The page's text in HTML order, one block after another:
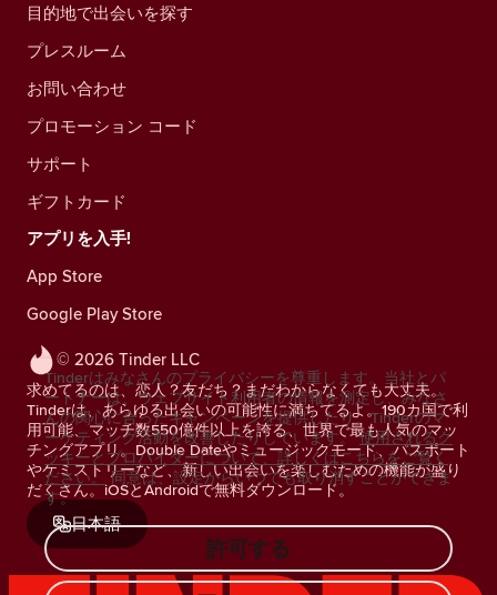
© 2026 Tinder LLC
求めてるのは、恋人？友だち？まだわからなくても大丈夫。
Tinderは、あらゆる出会いの可能性に満ちてるよ。190カ国で利
用可能、マッチ数550億件以上を誇る、世界で最も人気のマッ
チングアプリ。Double Dateやミュージックモード、パスポート
やケミストリーなど、新しい出会いを楽しむための機能が盛り
だくさん。iOSとAndroidで無料ダウンロード。
日本語
目的地で出会いを探す
プレスルーム
お問い合わせ
プロモーション コード
サポート
ギフトカード
アプリを入手!
App Store
Google Play Store
Tinderはみなさんのプライバシーを尊重します。当社とパ
ートナーは、ウェブサイト利用者の情報を測定し、みなさ
んの関心に合ったキャンペーンを提供したり、Tinderのマ
ーケティング活動を改善したりしています。 使用されるク
ッキーとプロバイダーについて、詳しくはこちらをご覧く
ださい。 同意は、設定からいつでも取り消すことができま
す。
許可する